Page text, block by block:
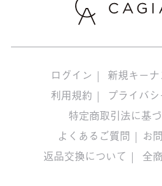
ログイン
新規キー
利用規約
プライバ
特定商取引法に基
よくあるご質問
お
返品交換について
全